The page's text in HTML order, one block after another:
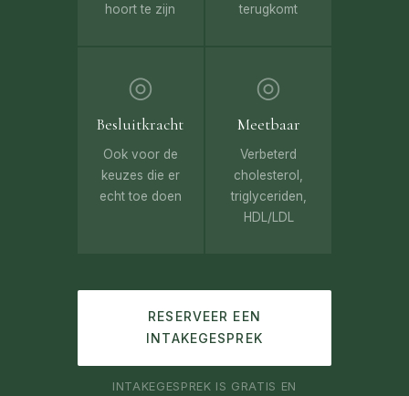
hoort te zijn
terugkomt
◎
Besluitkracht
Ook voor de
keuzes die er
echt toe doen
◎
Meetbaar
Verbeterd
cholesterol,
triglyceriden,
HDL/LDL
RESERVEER EEN
INTAKEGESPREK
INTAKEGESPREK IS GRATIS EN